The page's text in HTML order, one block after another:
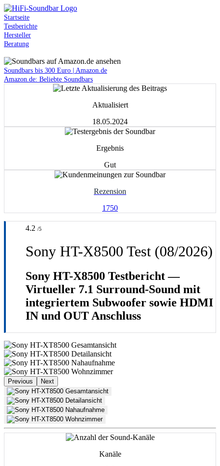
Startseite
Testberichte
Hersteller
Beratung
Soundbars bis 300 Euro | Amazon.de
Amazon.de: Beliebte Soundbars
Aktualisiert
18.05.2024
Ergebnis
Gut
Rezension
1750
4.2 /5
Sony HT-X8500 Test (08/2026)
Sony HT-X8500 Testbericht —
Virtueller 7.1 Surround-Sound mit
integriertem Subwoofer sowie HDMI
IN und OUT Anschluss
Previous Next
Kanäle